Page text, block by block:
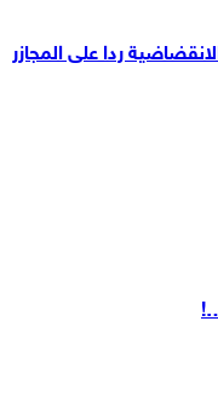
ردا على المجازر